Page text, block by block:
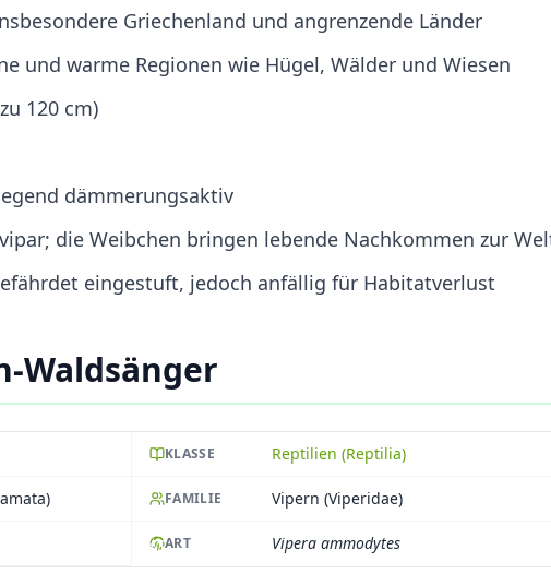
Griechenland und angrenzende Länder
und warme Regionen wie Hügel, Wälder und Wiesen
120 cm)
dämmerungsaktiv
die Weibchen bringen lebende Nachkommen zur
eingestuft, jedoch anfällig für Habitatverlust
Waldsänger
KLASSE Reptilien (Reptilia)
FAMILIE Vipern (Viperidae)
ART Vipera ammodytes